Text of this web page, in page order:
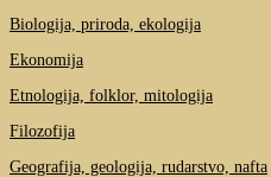
Biologija, priroda, ekologija
Ekonomija
Etnologija, folklor, mitologija
Filozofija
Geografija, geologija, rudarstvo, nafta